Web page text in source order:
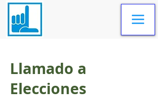
Llamado a
Elecciones